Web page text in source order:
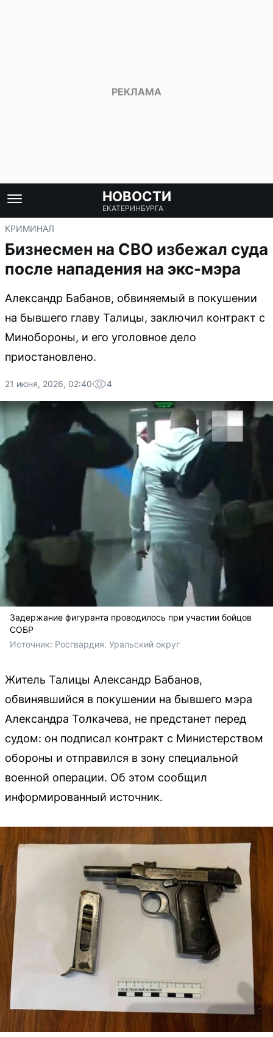
НОВОСТИ
ЕКАТЕРИНБУРГА
КРИМИНАЛ
Бизнесмен на СВО избежал суда
после нападения на экс-мэра
Александр Бабанов, обвиняемый в покушении
на бывшего главу Талицы, заключил контракт с
Минобороны, и его уголовное дело
приостановлено.
21 июня, 2026, 02:40 4
Задержание фигуранта проводилось при участии бойцов
СОБР
Источник: Росгвардия. Уральский округ
Житель Талицы Александр Бабанов,
обвинявшийся в покушении на бывшего мэра
Александра Толкачева, не предстанет перед
судом: он подписал контракт с Министерством
обороны и отправился в зону специальной
военной операции. Об этом сообщил
информированный источник.